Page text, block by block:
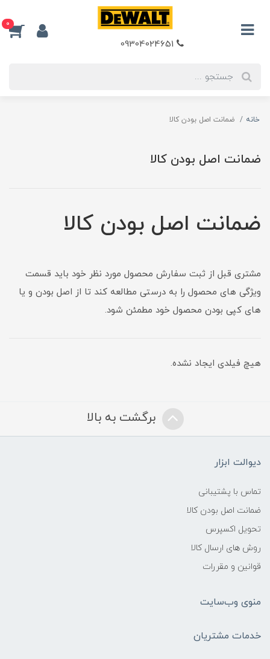
0
خانه ضمانت اصل بودن کالا
ضمانت اصل بودن کالا
ضمانت اصل بودن کالا
مشتری قبل از ثبت سفارش محصول مورد نظر خود باید قسمت
ویژگی های محصول را به درستی مطالعه کند تا از اصل بودن و یا
های کپی بودن محصول خود مطمئن شود.
هیچ فیلدی ایجاد نشده.
برگشت به بالا
دیوالت ابزار
تماس با پشتیبانی
ضمانت اصل بودن کالا
تحویل اکسپرس
روش های ارسال کالا
قوانین و مقررات
منوی وب‌سایت
خدمات مشتریان